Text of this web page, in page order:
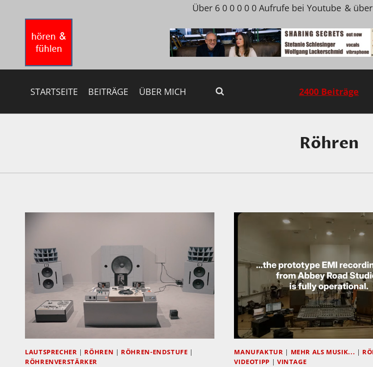
springen
Über 6 0 0 0 0 0 Aufrufe bei Youtube &
STARTSEITE BEITRÄGE ÜBER MICH 2400 Beiträge
Röhren
LAUTSPRECHER | RÖHREN | RÖHREN-ENDSTUFE |
RÖHRENVERSTÄRKER
MANUFAKTUR | MEHR ALS MUSIK... |
VIDEOTIPP | VINTAGE